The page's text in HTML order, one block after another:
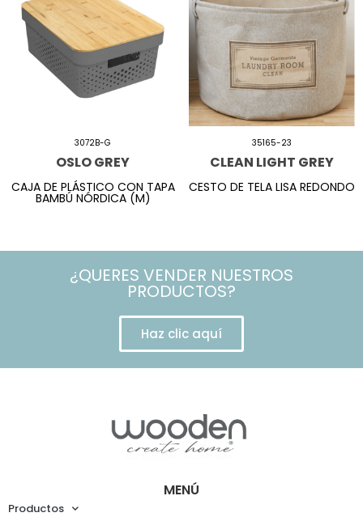
3072B-G
OSLO GREY
CAJA DE PLÁSTICO CON TAPA
BAMBÚ NÓRDICA (M)
35165-23
CLEAN LIGHT GREY
CESTO DE TELA LISA REDONDO
¿QUERES VENDER NUESTROS
PRODUCTOS?
Haz clic aquí
MENÚ
Productos